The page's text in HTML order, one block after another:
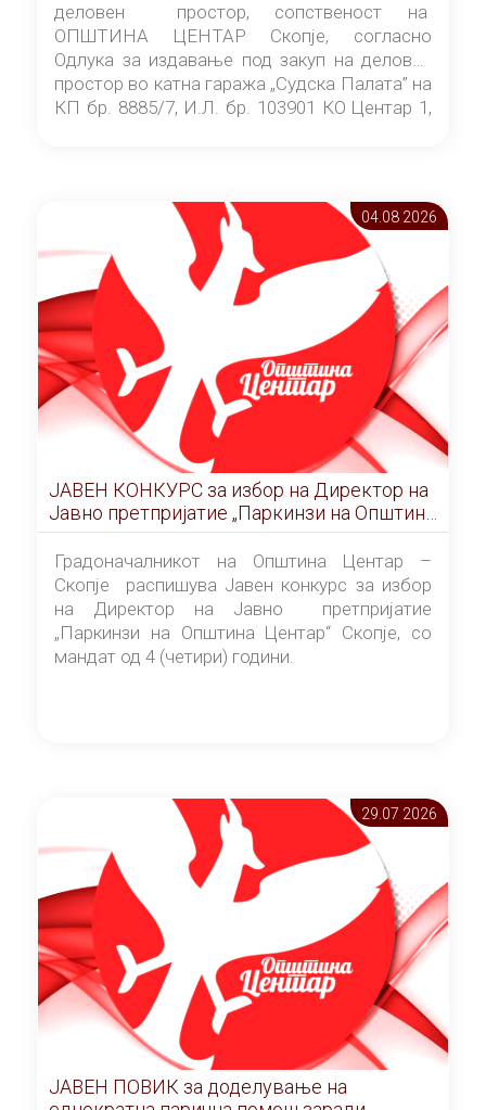
деловен простор, сопственост на
ОПШТИНА ЦЕНТАР Скопје, согласно
Одлука за издавање под закуп на деловен
простор во катна гаража „Судска Палата” на
КП бр. 8885/7, И.Л. бр. 103901 КО Центар 1,
Скопје” број 9/2026), за времетраење од 3
(три) години од денот на потпишувањето на
Договорот за закуп со најповолниот
понудувач.
04.08 2026
ЈАВЕН КОНКУРС за избор на Директор на
Јавно претпријатие „Паркинзи на Општина
Центар“ – Скопје
Градоначалникот на Општина Центар –
Скопје распишува Јавен конкурс за избор
на Директор на Јавно претпријатие
„Паркинзи на Општина Центар“ Скопје, со
мандат од 4 (четири) години.
29.07 2026
ЈАВЕН ПОВИК за доделување на